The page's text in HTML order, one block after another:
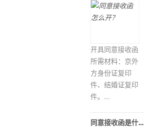
开具同意接收函
所需材料：京外
方身份证复印
件、结婚证复印
件。...
同意接收函是什么，有什么作用？